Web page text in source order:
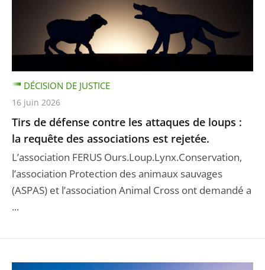
Tirs de défense contre les attaques de loups :
la requête des associations est rejetée.
L’association FERUS Ours.Loup.Lynx.Conservation,
l’association Protection des animaux sauvages
(ASPAS) et l’association Animal Cross ont demandé a
...
DÉCISION DE JUSTICE
16 juin 2026